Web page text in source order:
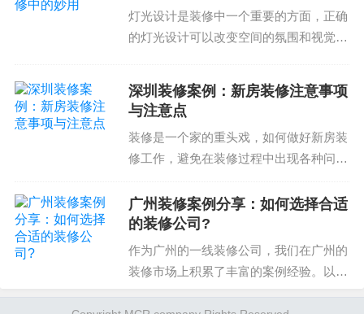
是否有提供预算控制的方案
是否有提供预算控制的周期
您的需求的理解。选择公司预算控制严格、合理的
公司可以确保您的客厅装修预算控制好。
选择合适的广州客厅装修设计公司需要注意事项，
包括装修流程、设计方案、材料选择和预算控制。
了解这些注意事项有助于您找到合适的装修公司和
格、施工质量和售后服务...
灯光设计是装修中一个重要的方面，正确
的灯光设计可以改变空间的氛围和视觉效
等方面。灯光设计可以实现空间的空间的
视觉效果和人性化需求...
深圳装修案例：新房装修注意事项
与注意点
装修是一个家的重头戏，如何做好新房装
修工作，避免在装修过程中出现各种问
今天我们就来聊聊在深圳装修新房的注意
事项和注意点。ерьшешоппер序言1.WH
AT新房装...
广州装修案例分享：如何选择合适
的装修公司?
作为广州的一线装修公司，我们在广州的
装修市场上积累了丰富的案例经验。以下